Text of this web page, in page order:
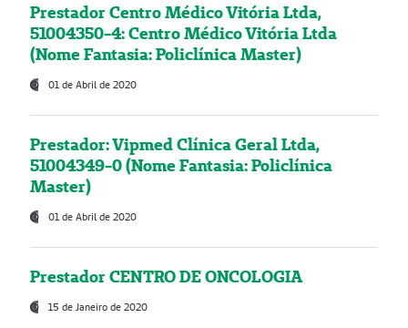
Prestador Centro Médico Vitória Ltda,
51004350-4: Centro Médico Vitória Ltda
(Nome Fantasia: Policlínica Master)
01 de Abril de 2020
Prestador: Vipmed Clínica Geral Ltda,
51004349-0 (Nome Fantasia: Policlínica
Master)
01 de Abril de 2020
Prestador CENTRO DE ONCOLOGIA
15 de Janeiro de 2020